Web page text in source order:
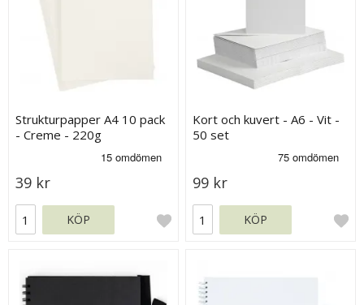
Strukturpapper A4 10 pack
- Creme - 220g
39 kr
KÖP
Kort och kuvert - A6 - Vit -
50 set
99 kr
KÖP